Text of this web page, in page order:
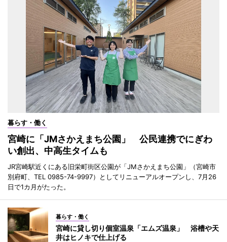
暮らす・働く
宮崎に「JMさかえまち公園」 公民連携でにぎわ
い創出、中高生タイムも
JR宮崎駅近くにある旧栄町街区公園が「JMさかえまち公園」（宮崎市
別府町、TEL 0985-74-9997）としてリニューアルオープンし、7月26
日で1カ月がたった。
暮らす・働く
宮崎に貸し切り個室温泉「エムズ温泉」 浴槽や天
井はヒノキで仕上げる